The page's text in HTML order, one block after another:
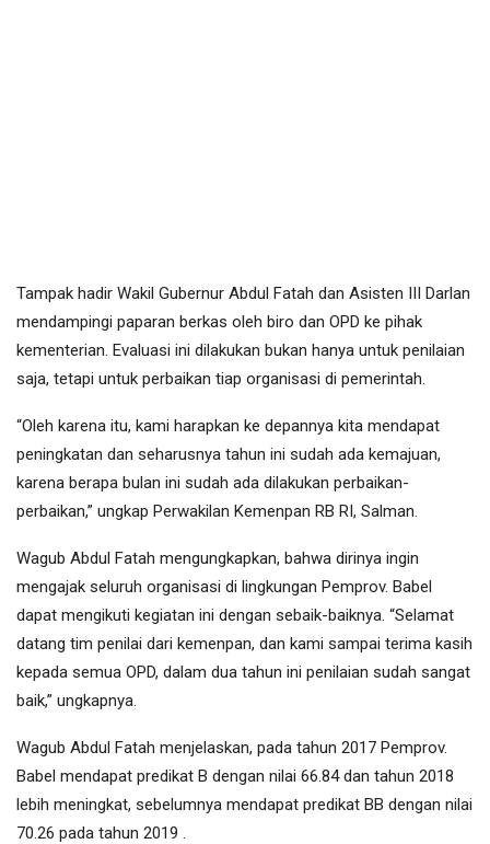
Tampak hadir Wakil Gubernur Abdul Fatah dan Asisten III Darlan
mendampingi paparan berkas oleh biro dan OPD ke pihak
kementerian. Evaluasi ini dilakukan bukan hanya untuk penilaian
saja, tetapi untuk perbaikan tiap organisasi di pemerintah.
“Oleh karena itu, kami harapkan ke depannya kita mendapat
peningkatan dan seharusnya tahun ini sudah ada kemajuan,
karena berapa bulan ini sudah ada dilakukan perbaikan-
perbaikan,” ungkap Perwakilan Kemenpan RB RI, Salman.
Wagub Abdul Fatah mengungkapkan, bahwa dirinya ingin
mengajak seluruh organisasi di lingkungan Pemprov. Babel
dapat mengikuti kegiatan ini dengan sebaik-baiknya. “Selamat
datang tim penilai dari kemenpan, dan kami sampai terima kasih
kepada semua OPD, dalam dua tahun ini penilaian sudah sangat
baik,” ungkapnya.
Wagub Abdul Fatah menjelaskan, pada tahun 2017 Pemprov.
Babel mendapat predikat B dengan nilai 66.84 dan tahun 2018
lebih meningkat, sebelumnya mendapat predikat BB dengan nilai
70.26 pada tahun 2019 .